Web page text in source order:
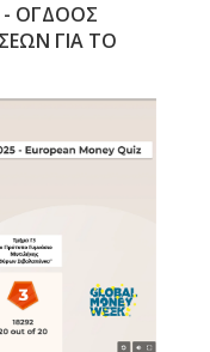
- ΟΓΔΟΟΣ
ΓΙΑ ΤΟ